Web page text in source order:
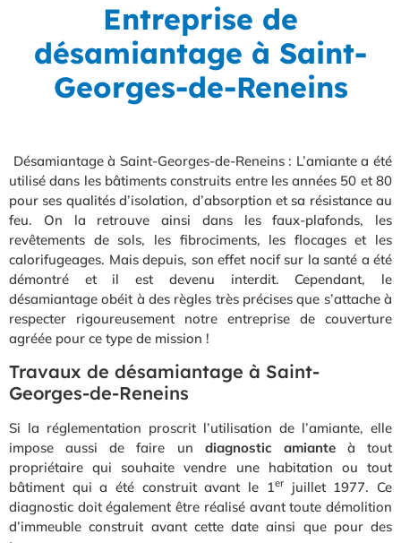
Entreprise de
désamiantage à Saint-
Georges-de-Reneins
Désamiantage à Saint-Georges-de-Reneins : L’amiante a été
utilisé dans les bâtiments construits entre les années 50 et 80
pour ses qualités d’isolation, d’absorption et sa résistance au
feu. On la retrouve ainsi dans les faux-plafonds, les
revêtements de sols, les fibrociments, les flocages et les
calorifugeages. Mais depuis, son effet nocif sur la santé a été
démontré et il est devenu interdit. Cependant, le
désamiantage obéit à des règles très précises que s’attache à
respecter rigoureusement notre entreprise de couverture
agréée pour ce type de mission !
Travaux de désamiantage à Saint-
Georges-de-Reneins
Si la réglementation proscrit l’utilisation de l’amiante, elle
impose aussi de faire un diagnostic amianteà tout
propriétaire qui souhaite vendre une habitation ou tout
bâtiment qui a été construit avant le 1erjuillet 1977. Ce
diagnostic doit également être réalisé avant toute démolition
d’immeuble construit avant cette date ainsi que pour des